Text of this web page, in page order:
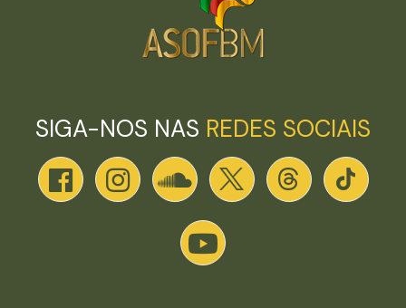
SIGA-NOS NAS REDES SOCIAIS